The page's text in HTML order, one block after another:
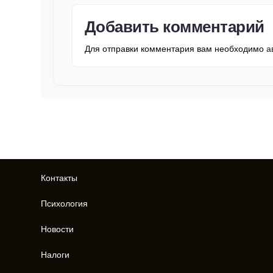
Добавить комментарий
Для отправки комментария вам необходимо
Контакты
Психология
Новости
Налоги